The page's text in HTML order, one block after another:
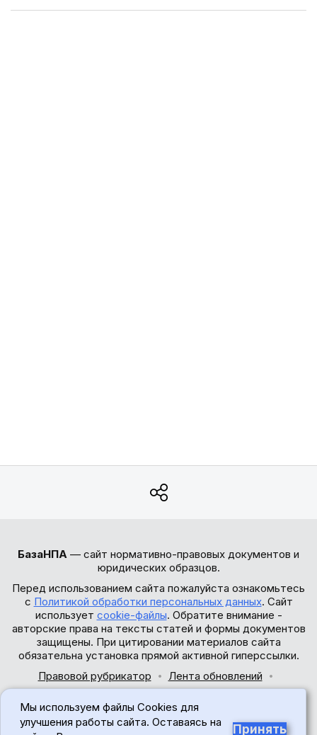
БазаНПА — сайт нормативно-правовых документов и
юридических образцов.
Перед использованием сайта пожалуйста ознакомьтесь
с Политикой обработки персональных данных. Сайт
использует cookie-файлы. Обратите внимание -
авторские права на тексты статей и формы документов
защищены. При цитировании материалов сайта
обязательна установка прямой активной гиперссылки.
Правовой рубрикатор
Лента обновлений
© 2017-2026
Мы используем файлы Cookies для
улучшения работы сайта. Оставаясь на
Принять